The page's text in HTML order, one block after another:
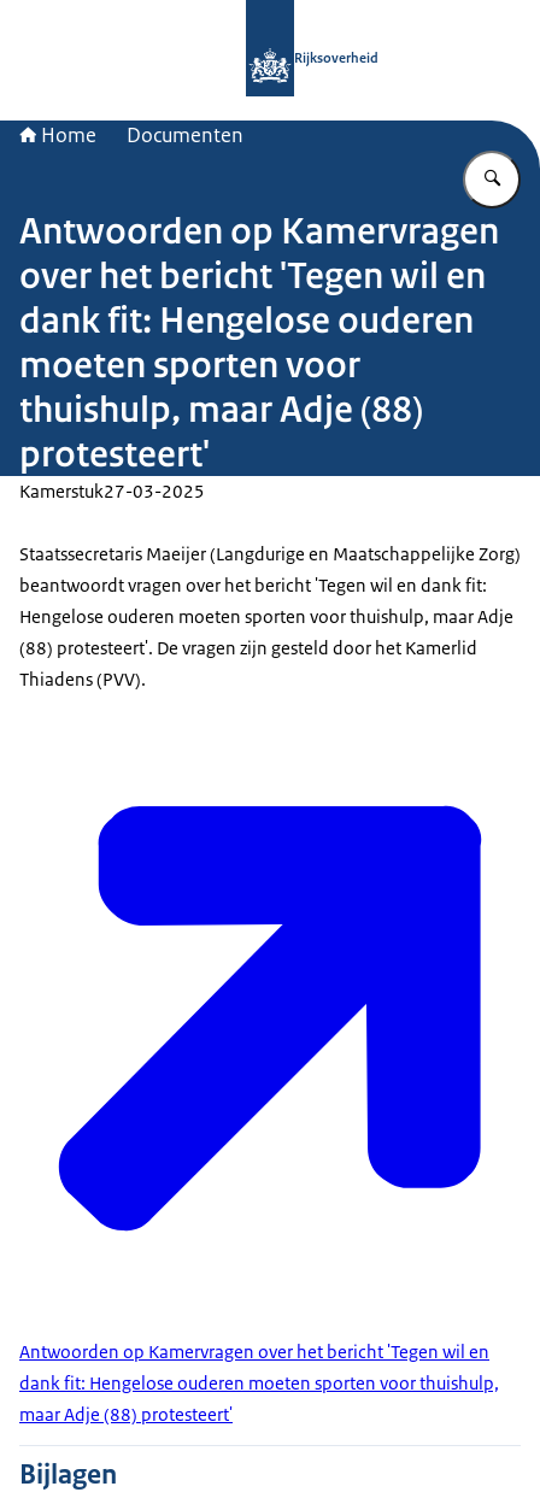
Rijksoverheid
Home Documenten
Antwoorden op Kamervragen
over het bericht 'Tegen wil en
dank fit: Hengelose ouderen
moeten sporten voor
thuishulp, maar Adje (88)
protesteert'
Kamerstuk27-03-2025
Staatssecretaris Maeijer (Langdurige en Maatschappelijke Zorg)
beantwoordt vragen over het bericht 'Tegen wil en dank fit:
Hengelose ouderen moeten sporten voor thuishulp, maar Adje
(88) protesteert'. De vragen zijn gesteld door het Kamerlid
Thiadens (PVV).
Antwoorden op Kamervragen over het bericht 'Tegen wil en
dank fit: Hengelose ouderen moeten sporten voor thuishulp,
maar Adje (88) protesteert'
Bijlagen